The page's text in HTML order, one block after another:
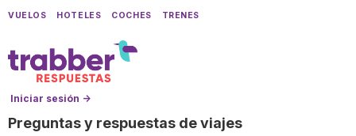
VUELOS HOTELES COCHES TRENES
Iniciar sesión →
Preguntas y respuestas de viajes